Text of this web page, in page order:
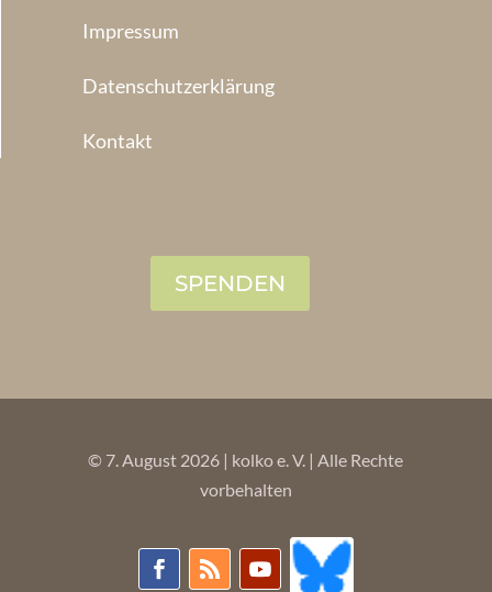
Impressum
Datenschutzerklärung
Kontakt
SPENDEN
© 7. August 2026 | kolko e. V. | Alle Rechte
vorbehalten